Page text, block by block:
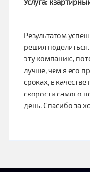
Услуга:
Результатом
решил
эту компанию,
лучше, чем я его
сроках, в
скорости самого
день. Спасибо за